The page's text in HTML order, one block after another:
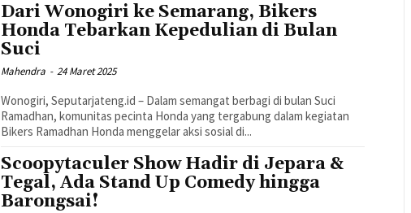
Dari Wonogiri ke Semarang, Bikers
Honda Tebarkan Kepedulian di Bulan
Suci
Mahendra - 24 Maret 2025
Wonogiri, Seputarjateng.id – Dalam semangat berbagi di bulan Suci
Ramadhan, komunitas pecinta Honda yang tergabung dalam kegiatan
Bikers Ramadhan Honda menggelar aksi sosial di...
Scoopytaculer Show Hadir di Jepara &
Tegal, Ada Stand Up Comedy hingga
Barongsai!